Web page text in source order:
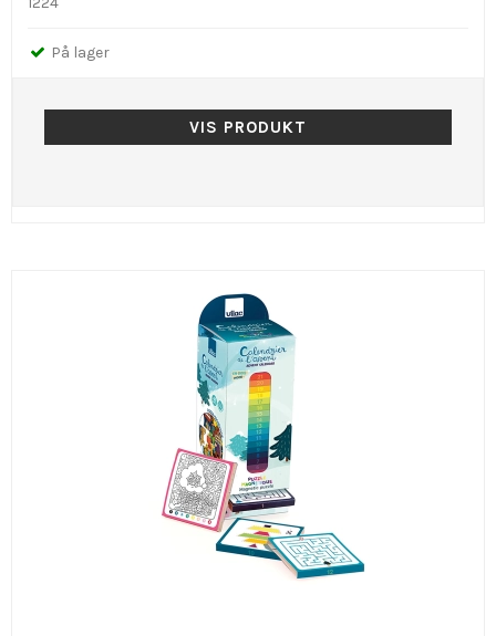
På lager
VIS PRODUKT